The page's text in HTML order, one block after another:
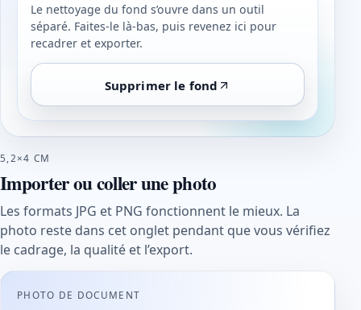
Le nettoyage du fond s’ouvre dans un outil
séparé. Faites-le là-bas, puis revenez ici pour
recadrer et exporter.
Supprimer le fond
5,2×4 CM
Importer ou coller une photo
Les formats JPG et PNG fonctionnent le mieux. La
photo reste dans cet onglet pendant que vous vérifiez
le cadrage, la qualité et l’export.
PHOTO DE DOCUMENT